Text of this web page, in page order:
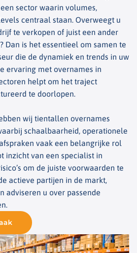
sector waarin volumes,
centraal staan. Overweegt u
te verkopen of juist een ander
Dan is het essentieel om samen te
die de dynamiek en trends in uw
ervaring met overnames in
helpt om het traject
te doorlopen.
wij tientallen overnames
schaalbaarheid, operationele
vaak een belangrijke rol
inzicht van een specialist in
om de juiste voorwaarden te
actieve partijen in de markt,
adviseren u over passende